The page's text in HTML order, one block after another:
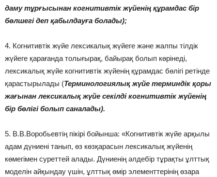
даму тұрғысынан когнитивтік жүйенің құрамдас бір
бөлшегі деп қабылдауға болады);
4. Когнитивтік жүйе лексикалық жүйеге және жалпы тілдік
жүйеге қарағанда толығырақ, байырақ болып көрінеді,
лексикалық жүйе когнитивтік жүйенің құрамдас бөлігі ретінде
қарастырылады (Терминологиялық жүйе терминдік қоры
жағынан лексикалық жүйе секілді когнитивтік жүйенің
бір бөлігі болып саналады).
5. В.В.Воробьевтің пікірі бойынша: «Когнитивтік жүйе арқылы
адам дүниені танып, өз көзқарасын лексикалық жүйенің
көмегімен суреттей алады. Дүниенің әлдебір тұрақты ұлттық
моделін айқындау үшін, ұлттық өмір элементтерінің өзара